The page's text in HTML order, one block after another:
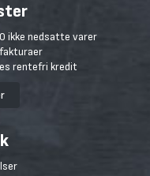
ikke nedsatte varer
rentefri kredit